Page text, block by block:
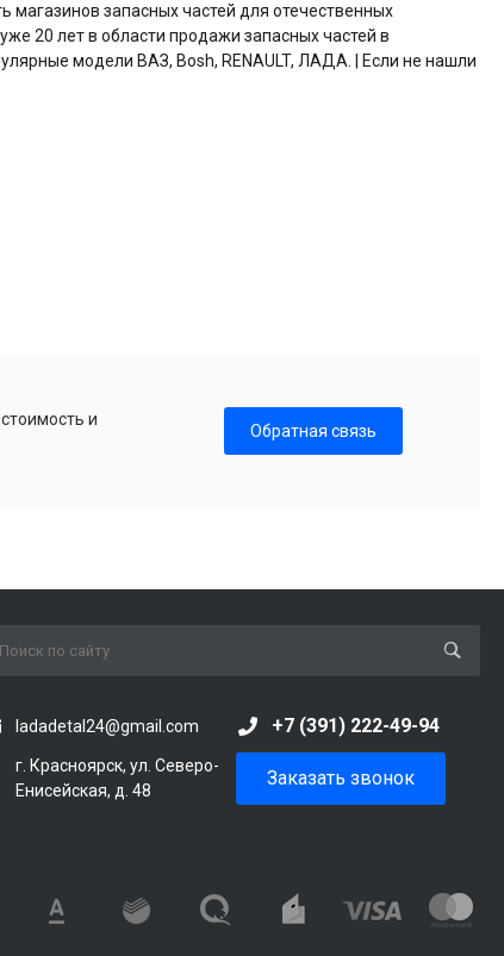
магазинов запасных частей для отечественных
20 лет в области продажи запасных частей в
модели ВАЗ, Bosh, RENAULT, ЛАДА. | Если не нашли
и
Обратная связь
ladadetal24@gmail.com +7 (391) 222-49-94
г. Красноярск, ул. Северо-
Енисейская, д. 48
Заказать звонок